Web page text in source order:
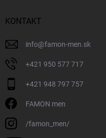
KONTAKT
info@famon-men.sk
+421 950 577 717
+421 948 797 757
FAMON men
/famon_men/